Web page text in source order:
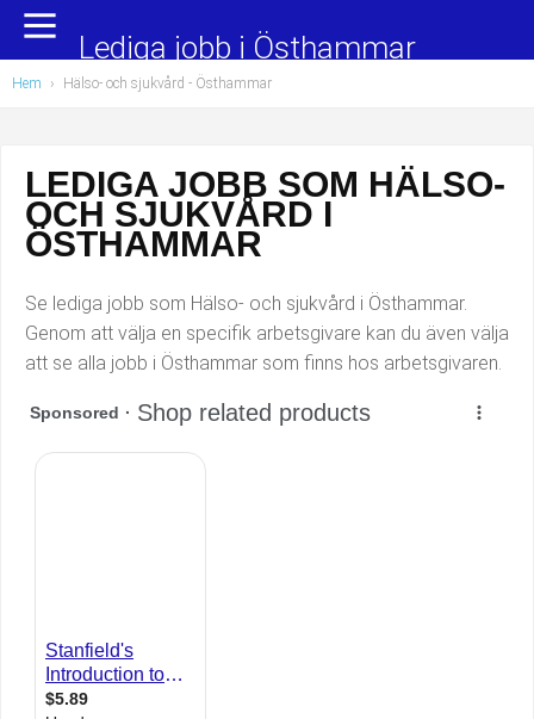
Yrkesområden
Administration, ekonomi, juridik
Chefer och verksamhetsledare
Data/IT
Försäljning, inköp, marknadsföring
Hantverksyrken
Kropps- och skönhetsvård
Populära jobb
Undersköterska, hemtjänst och äldreboende
Barnskötare
Lärare i förskola/Förskollärare
Lagerarbetare
Bussförare/Busschaufför
Budbilsförare
Lediga jobb i Östhammar
Hem › Hälso- och sjukvård - Östhammar
LEDIGA JOBB SOM HÄLSO-
OCH SJUKVÅRD I
ÖSTHAMMAR
Se lediga jobb som Hälso- och sjukvård i Östhammar.
Genom att välja en specifik arbetsgivare kan du även välja
att se alla jobb i Östhammar som finns hos arbetsgivaren.